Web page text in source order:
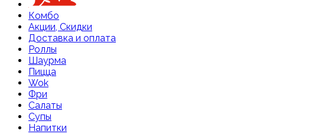
Комбо
Акции, Скидки
Доставка и оплата
Роллы
Шаурма
Пицца
Wok
Фри
Салаты
Супы
Напитки